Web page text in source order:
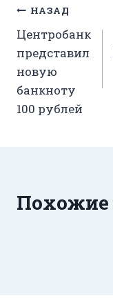
по
записям
НАЗАД
Центробанк
представил
новую
банкноту
100 рублей
Похожие